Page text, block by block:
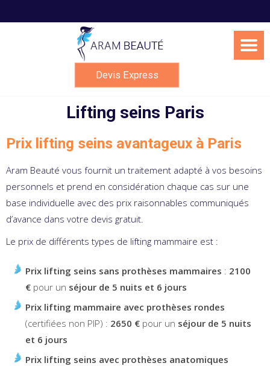
to
Devis Express
Lifting seins Paris
Prix lifting seins avantageux à Paris
Aram Beauté vous fournit un traitement adapté à vos besoins
personnels et prend en considération chaque cas sur une
base individuelle avec des prix raisonnables communiqués
d’avance dans votre devis gratuit.
Le prix de différents types de lifting mammaire est :
Prix lifting seins sans prothèses mammaires : 2100
€ pour un séjour de 5 nuits et 6 jours
Prix lifting mammaire avec prothèses rondes
(certifiées non PIP) : 2650 € pour un séjour de 5 nuits
et 6 jours
Prix lifting seins avec prothèses anatomiques